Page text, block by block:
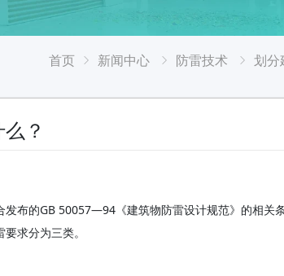
首页 新闻中心 防雷技术 划分
？
布的GB 50057—94《建筑物防雷设计规范》的相关
求分为三类。